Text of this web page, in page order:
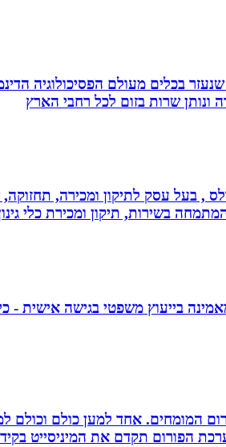
בכלים מעולם הפסיכולוגיה
טולס , בעל עסק לתיקון ומכירה,
בשירות, תיקון ומכירת כלי גינון ועבודה
מאמינה בייעוץ משפטי בגישה אישית
המומחים. אחד למען כולם
הפורום תקדם את המיניסייט